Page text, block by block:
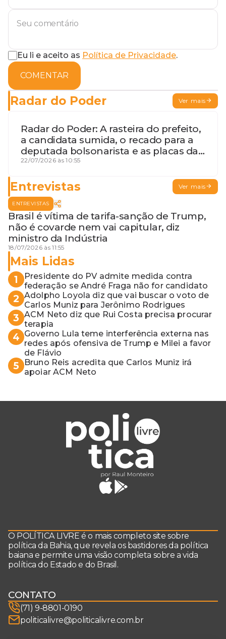
Eu li e aceito as Política de Privacidade.
COMENTAR
Radar do Poder Ver mais
Radar do Poder: A rasteira do prefeito,
a candidata sumida, o recado para a
deputada bolsonarista e as placas da
discórdia
22/07/2026 às 10:55
Entrevistas Ver mais
ENTREVISTAS
Brasil é vítima de tarifa-sanção de Trump,
não é covarde nem vai capitular, diz
ministro da Indústria
18/07/2026 às 11:55
Mais Lidas
1
Presidente do PV admite medida contra
federação se André Fraga não for candidato
2 Adolpho Loyola diz que vai buscar o voto de
Carlos Muniz para Jerônimo Rodrigues
3 ACM Neto diz que Rui Costa precisa procurar
terapia
4 Governo Lula teme interferência externa nas
redes após ofensiva de Trump e Milei a favor
de Flávio
5
Bruno Reis acredita que Carlos Muniz irá
apoiar ACM Neto
O POLÍTICA LIVRE é o mais completo site sobre
política da Bahia, que revela os bastidores da política
baiana e permite uma visão completa sobre a vida
política do Estado e do Brasil.
CONTATO
(71) 9-8801-0190
politicalivre@politicalivre.com.br